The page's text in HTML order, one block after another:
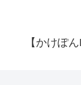
【かけぽ